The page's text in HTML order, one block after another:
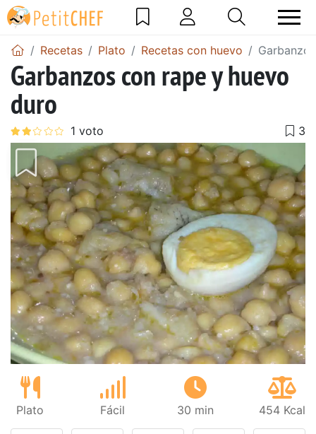
Recetas Plato Recetas con huevo
Garbanzos con rape y huevo
duro
Plato Fácil 30 min 454 Kcal